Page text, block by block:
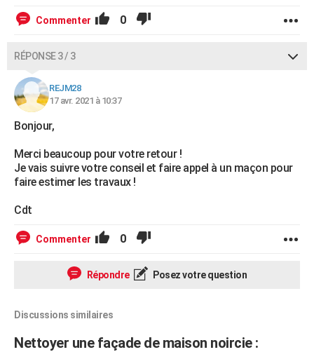
Commenter 0
RÉPONSE 3 / 3
REJM28
17 avr. 2021 à 10:37
Bonjour,
Merci beaucoup pour votre retour !
Je vais suivre votre conseil et faire appel à un maçon pour
faire estimer les travaux !
Cdt
Commenter 0
Répondre Posez votre question
Discussions similaires
Nettoyer une façade de maison noircie :